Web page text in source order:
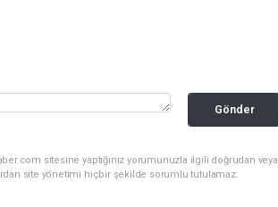
Gönder
sitesine yaptığınız yorumunuzla ilgili doğrudan veya
site yönetimi hiçbir şekilde sorumlu tutulamaz.